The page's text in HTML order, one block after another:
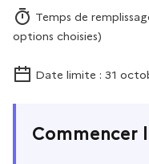
Temps de
options choisies)
Date limite : 31
Commencer